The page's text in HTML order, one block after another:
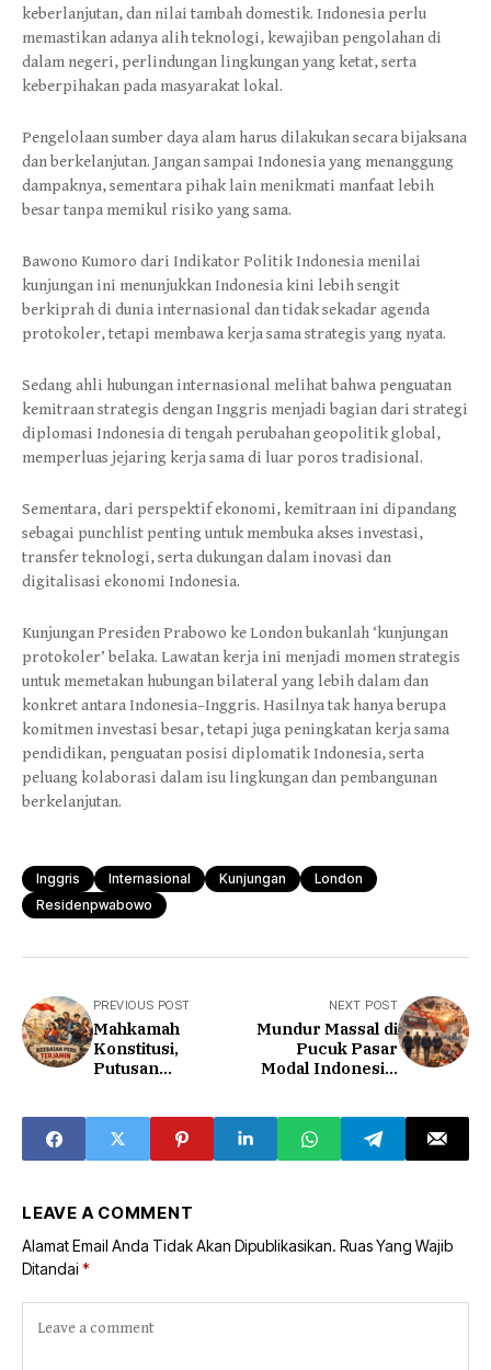
keberlanjutan, dan nilai tambah domestik. Indonesia perlu
memastikan adanya alih teknologi, kewajiban pengolahan di
dalam negeri, perlindungan lingkungan yang ketat, serta
keberpihakan pada masyarakat lokal.
Pengelolaan sumber daya alam harus dilakukan secara bijaksana
dan berkelanjutan. Jangan sampai Indonesia yang menanggung
dampaknya, sementara pihak lain menikmati manfaat lebih
besar tanpa memikul risiko yang sama.
Bawono Kumoro dari Indikator Politik Indonesia menilai
kunjungan ini menunjukkan Indonesia kini lebih sengit
berkiprah di dunia internasional dan tidak sekadar agenda
protokoler, tetapi membawa kerja sama strategis yang nyata.
Sedang ahli hubungan internasional melihat bahwa penguatan
kemitraan strategis dengan Inggris menjadi bagian dari strategi
diplomasi Indonesia di tengah perubahan geopolitik global,
memperluas jejaring kerja sama di luar poros tradisional.
Sementara, dari perspektif ekonomi, kemitraan ini dipandang
sebagai punchlist penting untuk membuka akses investasi,
transfer teknologi, serta dukungan dalam inovasi dan
digitalisasi ekonomi Indonesia.
Kunjungan Presiden Prabowo ke London bukanlah ‘kunjungan
protokoler’ belaka. Lawatan kerja ini menjadi momen strategis
untuk memetakan hubungan bilateral yang lebih dalam dan
konkret antara Indonesia–Inggris. Hasilnya tak hanya berupa
komitmen investasi besar, tetapi juga peningkatan kerja sama
pendidikan, penguatan posisi diplomatik Indonesia, serta
peluang kolaborasi dalam isu lingkungan dan pembangunan
berkelanjutan.
Inggris Internasional Kunjungan
London
Residenpwabowo
PREVIOUS POST
Mahkamah
Konstitusi,
Putusan
dan Masa Depan
Kebebasan Pers
NEXT POST
Mundur Massal di
Pucuk Pasar
Modal Indonesia,
LEAVE A COMMENT
Alamat Email Anda Tidak Akan Dipublikasikan. Ruas Yang Wajib
Ditandai *